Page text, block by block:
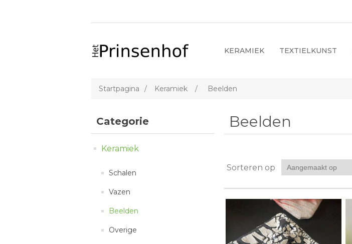
KERAMIEK TEXTIELKUNST
Startpagina / Keramiek / Beelden
Categorie
Keramiek
Schalen
Vazen
Beelden
Overige
Beelden
Sorteren op